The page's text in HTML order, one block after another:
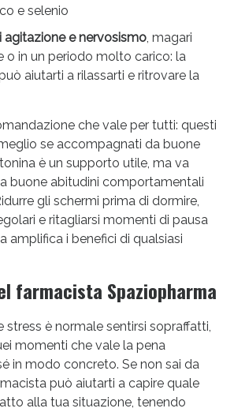
e selenio
agitazione e nervosismo, magari
o in un periodo molto carico: la
aiutarti a rilassarti e ritrovare la
che vale per tutti: questi
se accompagnati da buone
è un supporto utile, ma va
buone abitudini comportamentali
gli schermi prima di dormire,
e ritagliarsi momenti di pausa
amplifica i benefici di qualsiasi
farmacista Spaziopharma
stress è normale sentirsi sopraffatti,
momenti che vale la pena
in modo concreto. Se non sai da
può aiutarti a capire quale
alla tua situazione, tenendo